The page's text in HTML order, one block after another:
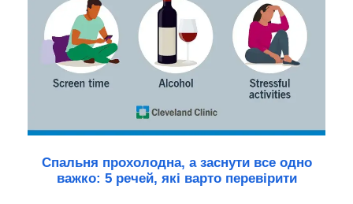
Спальня прохолодна, а заснути все одно
важко: 5 речей, які варто перевірити